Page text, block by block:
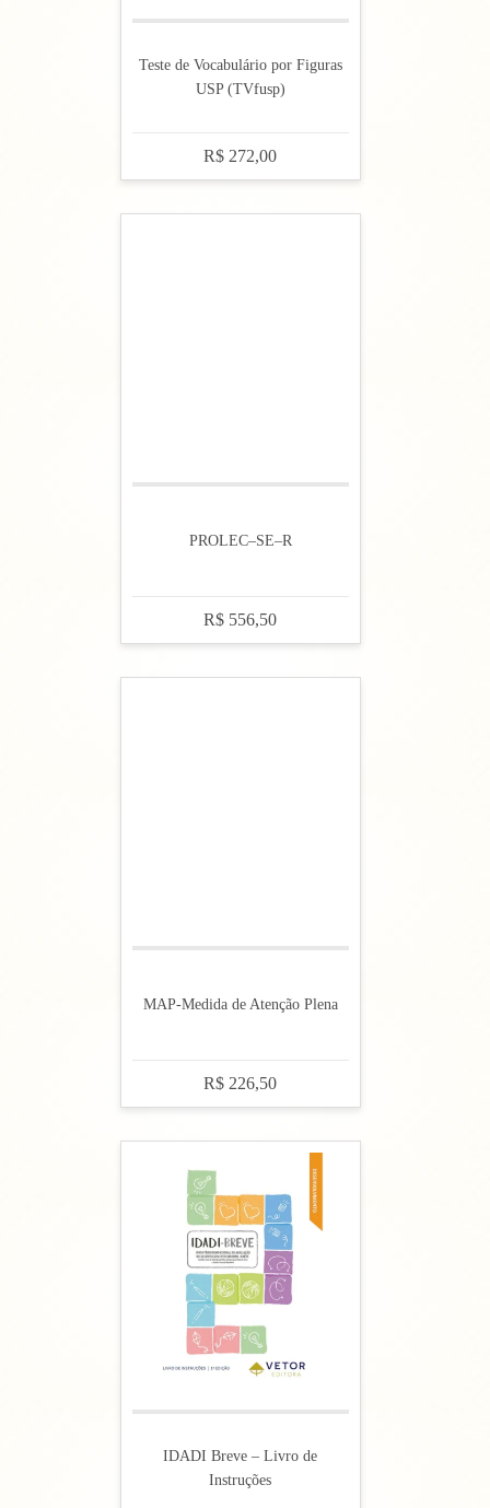
Teste de Vocabulário por Figuras
USP (TVfusp)
R$ 272,00
PROLEC–SE–R
R$ 556,50
MAP-Medida de Atenção Plena
R$ 226,50
IDADI Breve – Livro de
Instruções